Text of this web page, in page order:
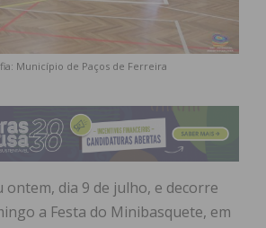
Município de Paços de Ferreira
ontem, dia 9 de julho, e decorre
a Festa do Minibasquete, em